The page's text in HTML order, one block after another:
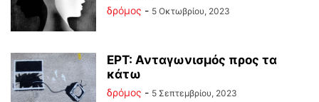
δρόμος - 5 Οκτωβρίου, 2023
ΕΡΤ: Ανταγωνισμός προς τα
κάτω
δρόμος - 5 Σεπτεμβρίου, 2023